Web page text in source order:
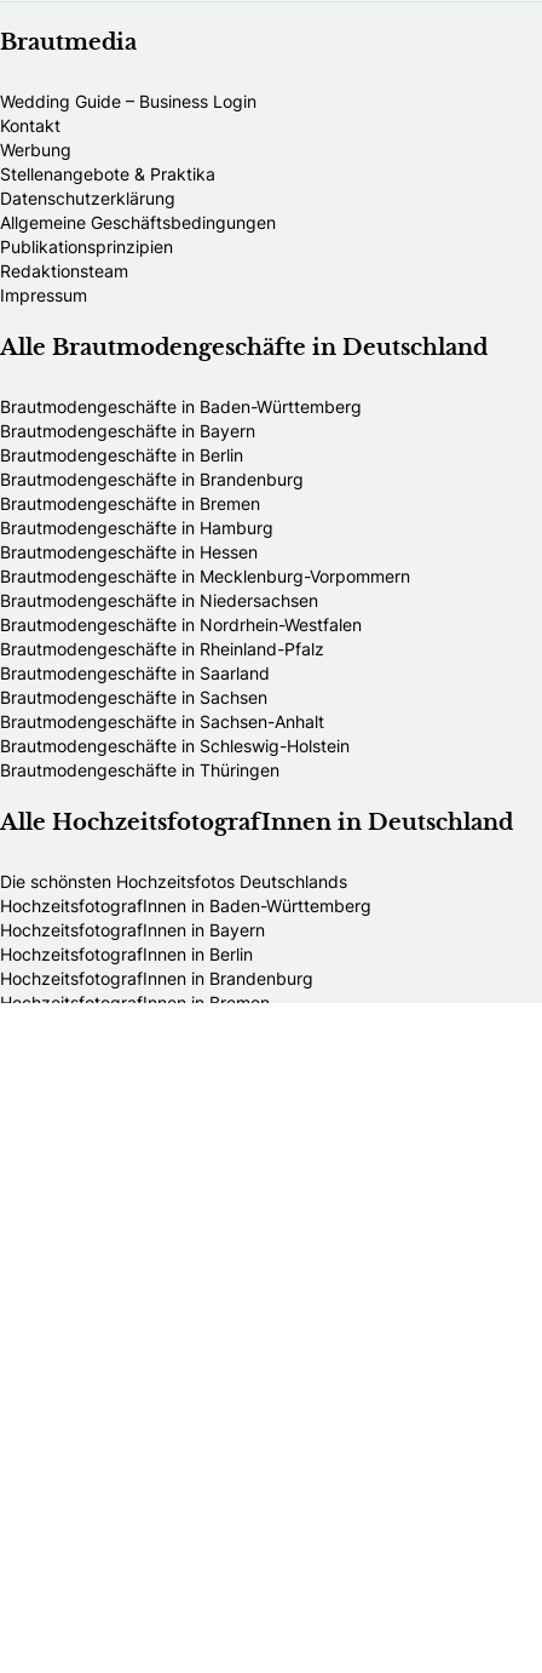
Brautmedia
Wedding Guide – Business Login
Kontakt
Werbung
Stellenangebote & Praktika
Datenschutzerklärung
Allgemeine Geschäftsbedingungen
Publikationsprinzipien
Redaktionsteam
Impressum
Alle Brautmodengeschäfte in Deutschland
Brautmodengeschäfte in Baden-Württemberg
Brautmodengeschäfte in Bayern
Brautmodengeschäfte in Berlin
Brautmodengeschäfte in Brandenburg
Brautmodengeschäfte in Bremen
Brautmodengeschäfte in Hamburg
Brautmodengeschäfte in Hessen
Brautmodengeschäfte in Mecklenburg-Vorpommern
Brautmodengeschäfte in Niedersachsen
Brautmodengeschäfte in Nordrhein-Westfalen
Brautmodengeschäfte in Rheinland-Pfalz
Brautmodengeschäfte in Saarland
Brautmodengeschäfte in Sachsen
Brautmodengeschäfte in Sachsen-Anhalt
Brautmodengeschäfte in Schleswig-Holstein
Brautmodengeschäfte in Thüringen
Alle HochzeitsfotografInnen in Deutschland
Die schönsten Hochzeitsfotos Deutschlands
HochzeitsfotografInnen in Baden-Württemberg
HochzeitsfotografInnen in Bayern
HochzeitsfotografInnen in Berlin
HochzeitsfotografInnen in Brandenburg
HochzeitsfotografInnen in Bremen